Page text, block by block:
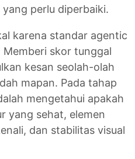
perlu diperbaiki.
karena standar agentic
skor tunggal
kesan seolah-olah
mapan. Pada tahap
mengetahui apakah
yang sehat, elemen
dan stabilitas visual